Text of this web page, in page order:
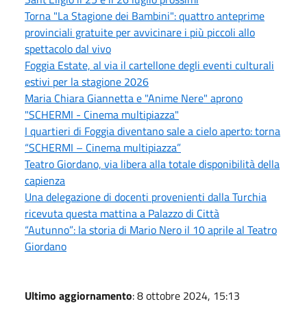
Torna "La Stagione dei Bambini": quattro anteprime
provinciali gratuite per avvicinare i più piccoli allo
spettacolo dal vivo
Foggia Estate, al via il cartellone degli eventi culturali
estivi per la stagione 2026
Maria Chiara Giannetta e "Anime Nere" aprono
"SCHERMI - Cinema multipiazza"
I quartieri di Foggia diventano sale a cielo aperto: torna
“SCHERMI – Cinema multipiazza”
Teatro Giordano, via libera alla totale disponibilità della
capienza
Una delegazione di docenti provenienti dalla Turchia
ricevuta questa mattina a Palazzo di Città
“Autunno”: la storia di Mario Nero il 10 aprile al Teatro
Giordano
Ultimo aggiornamento: 8 ottobre 2024, 15:13